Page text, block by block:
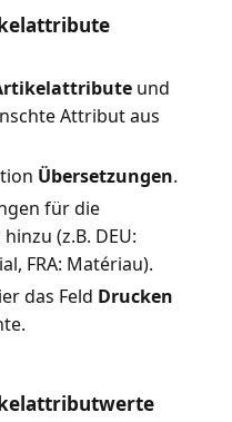
und
Attribut aus
Übersetzungen.
für die
(z.B. DEU:
FRA: Matériau).
das Feld Drucken